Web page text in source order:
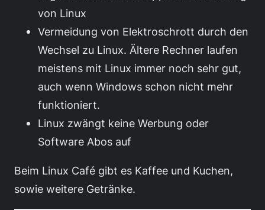
von Linux
Vermeidung von Elektroschrott durch den
Wechsel zu Linux. Ältere Rechner laufen
meistens mit Linux immer noch sehr gut,
auch wenn Windows schon nicht mehr
funktioniert.
Linux zwängt keine Werbung oder
Software Abos auf
Beim Linux Café gibt es Kaffee und Kuchen,
sowie weitere Getränke.